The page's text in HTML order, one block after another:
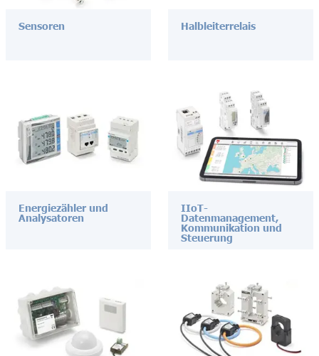
Sensoren Halbleiterrelais
Energiezähler und
Analysatoren
IIoT-
Datenmanagement,
Kommunikation und
Steuerung